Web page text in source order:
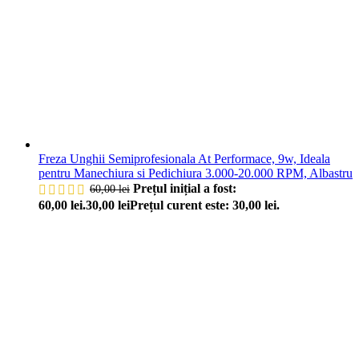
Freza Unghii Semiprofesionala At Performace, 9w, Ideala
pentru Manechiura si Pedichiura 3.000-20.000 RPM, Albastru
60,00lei Prețul inițial a fost:
60,00 lei.30,00 leiPrețul curent este: 30,00 lei.